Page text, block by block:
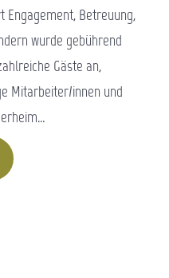
Engagement, Betreuung,
wurde gebührend
Gäste an,
Mitarbeiter/innen und